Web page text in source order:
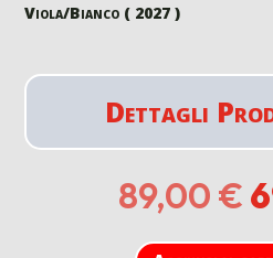
Viola/Bianco ( 2027 )
Dettagli
89,00 € Il